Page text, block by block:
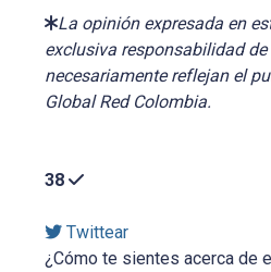
La opinión expresada en
exclusiva responsabilidad
necesariamente reflejan el
Global Red Colombia.
38
Twittear
¿Cómo te sientes acerca de